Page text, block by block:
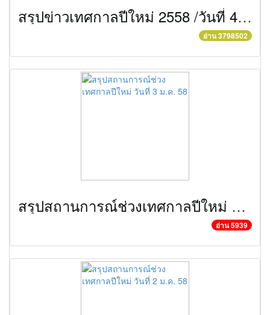
สรุปข่าวเทศกาลปีใหม่ 2558 /วันที่ 4 ม.ค. 58
อ่าน 3798502
สรุปสถานการณ์ช่วงเทศกาลปีใหม่ วันที่ 3 ม.ค. 58
อ่าน 5939